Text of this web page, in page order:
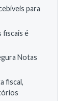
para
fiscais é
Notas
fiscal,